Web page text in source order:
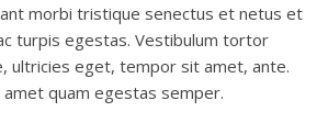
morbi tristique senectus et netus et
turpis egestas. Vestibulum tortor
ultricies eget, tempor sit amet, ante.
quam egestas semper.